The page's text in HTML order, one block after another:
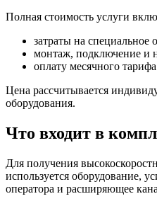
Полная стоимость услуги
затраты на специальное
монтаж, подключение и
оплату месячного
Цена рассчитывается
оборудования.
Что входит в
Для получения
используется оборудование,
оператора и расширяющее